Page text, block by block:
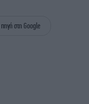
στη Google